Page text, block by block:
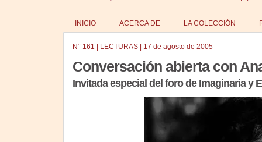
INICIO ACERCA DE LA COLECCIÓN
N° 161 LECTURAS| 17 de agosto de 2005
Conversación abierta con
Invitada especial del foro de Imaginaria y